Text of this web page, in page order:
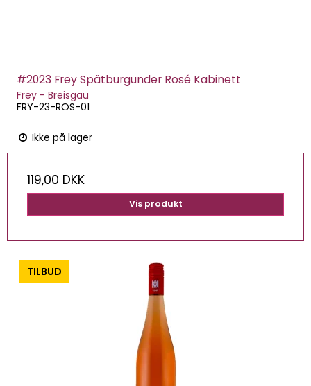
#2023 Frey Spätburgunder Rosé Kabinett
Frey - Breisgau
FRY-23-ROS-01
Ikke på lager
119,00 DKK
Vis produkt
-0%